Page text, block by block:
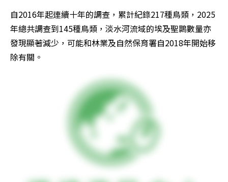
自2016年起連續十年的調查，累計紀錄217種鳥類，2025
年總共調查到145種鳥類，淡水河流域的埃及聖䴉數量亦
發現顯著減少，可能和林業及自然保育署自2018年開始移
除有關。